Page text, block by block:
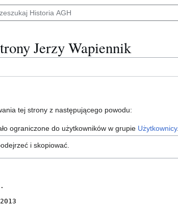
Jerzy Wapiennik
tej strony z następującego powodu:
ograniczone do użytkowników w grupie Użytkownicy.
i skopiować.